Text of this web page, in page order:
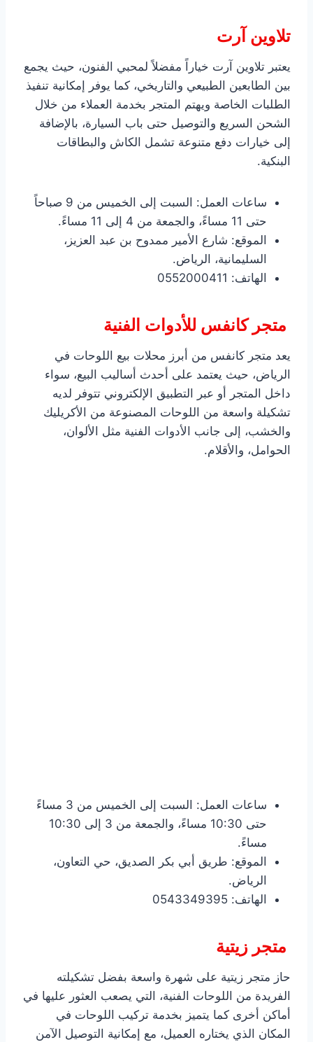
تلاوين آرت
يعتبر تلاوين آرت خياراً مفضلاً لمحبي الفنون، حيث يجمع
بين الطابعين الطبيعي والتاريخي، كما يوفر إمكانية تنفيذ
الطلبات الخاصة ويهتم المتجر بخدمة العملاء من خلال
الشحن السريع والتوصيل حتى باب السيارة، بالإضافة
إلى خيارات دفع متنوعة تشمل الكاش والبطاقات
البنكية.
ساعات العمل: السبت إلى الخميس من 9 صباحاً
حتى 11 مساءً، والجمعة من 4 إلى 11 مساءً.
الموقع: شارع الأمير ممدوح بن عبد العزيز،
السليمانية، الرياض.
الهاتف: 0552000411
متجر كانفس للأدوات الفنية
يعد متجر كانفس من أبرز محلات بيع اللوحات في
الرياض، حيث يعتمد على أحدث أساليب البيع، سواء
داخل المتجر أو عبر التطبيق الإلكتروني تتوفر لديه
تشكيلة واسعة من اللوحات المصنوعة من الأكريليك
والخشب، إلى جانب الأدوات الفنية مثل الألوان،
الحوامل، والأقلام.
ساعات العمل: السبت إلى الخميس من 3 مساءً
حتى 10:30 مساءً، والجمعة من 3 إلى 10:30
مساءً.
الموقع: طريق أبي بكر الصديق، حي التعاون،
الرياض.
الهاتف: 0543349395
متجر زيتية
حاز متجر زيتية على شهرة واسعة بفضل تشكيلته
الفريدة من اللوحات الفنية، التي يصعب العثور عليها في
أماكن أخرى كما يتميز بخدمة تركيب اللوحات في
المكان الذي يختاره العميل، مع إمكانية التوصيل الآمن